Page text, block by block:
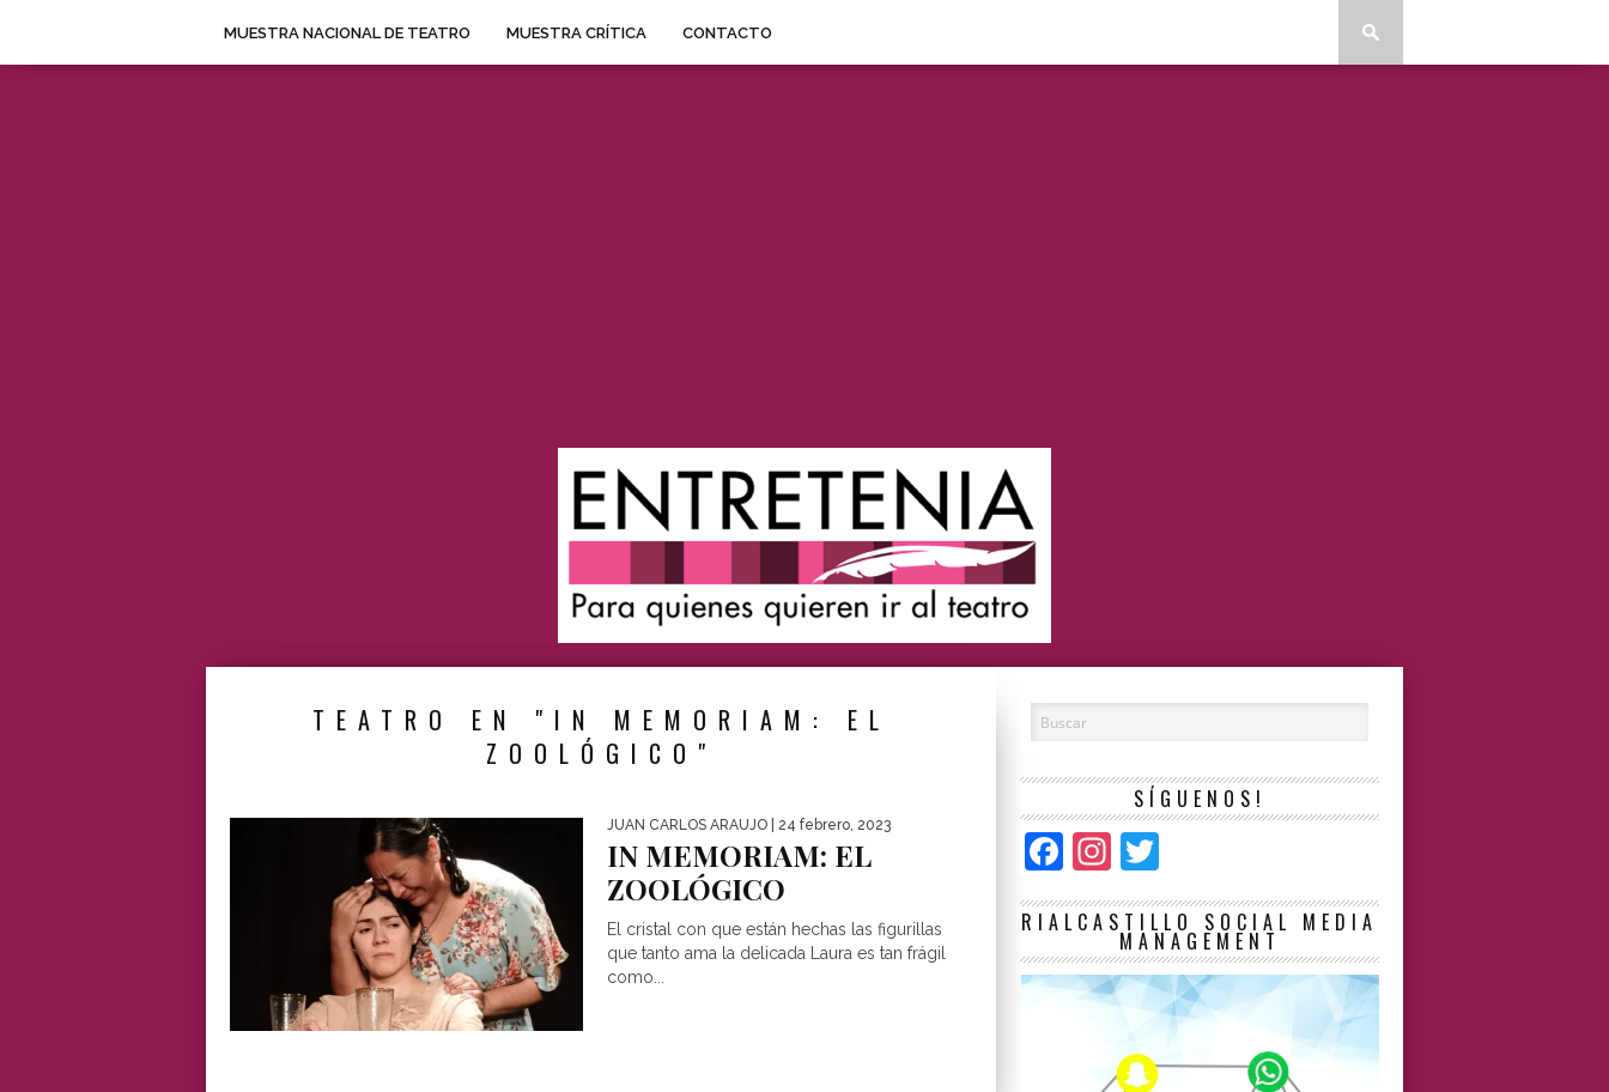
MUESTRA NACIONAL DE TEATRO MUESTRA CRÍTICA CONTACTO
TEATRO EN "IN MEMORIAM: EL
ZOOLÓGICO"
JUAN CARLOS ARAUJO | 24 febrero, 2023
IN MEMORIAM: EL
ZOOLÓGICO
El cristal con que están hechas las figurillas
que tanto ama la delicada Laura es tan frágil
como...
SÍGUENOS!
Facebook
Instagram
RIALCASTILLO SOCIAL MEDIA
MANAGEMENT